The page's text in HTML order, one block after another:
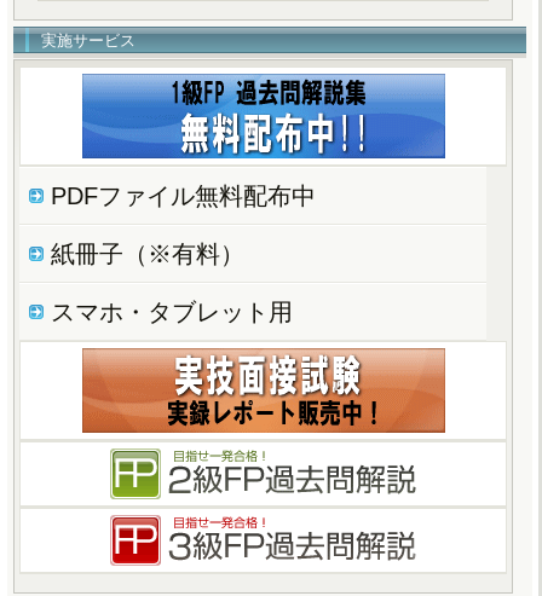
実施サービス
PDFファイル無料配布中
紙冊子（※有料）
スマホ・タブレット用